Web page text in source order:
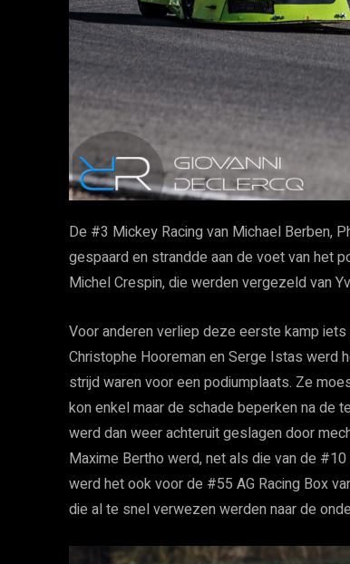
De #3 Mickey Racing van Michael Berben,
gespaard en strandde aan de voet van het
Michel Crespin, die werden vergezeld van
Voor anderen verliep deze eerste kamp
Christophe Hooreman en Serge Istas werd
strijd waren voor een podiumplaats. Ze
kon enkel maar de schade beperken na de
werd dan weer achteruit geslagen door
Maxime Bertho werd, net als die van de
werd het ook voor de #55 AG Racing Box
die al te snel verwezen werden naar de